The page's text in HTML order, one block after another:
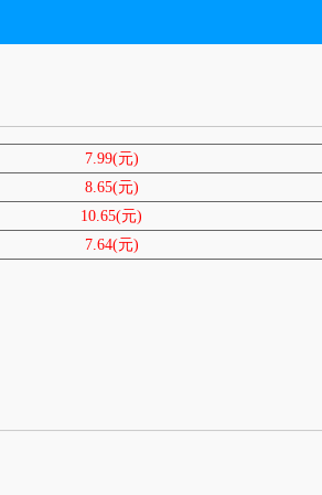
7.99(元)
8.65(元)
10.65(元)
7.64(元)